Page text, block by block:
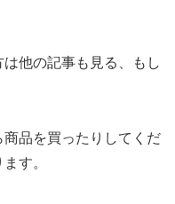
他の記事も見る、もし
品を買ったりしてくだ
す。